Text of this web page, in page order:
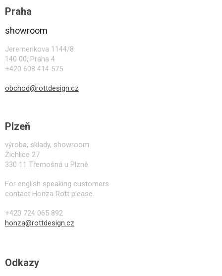
Praha
showroom
Jeremenkova 1144/8
140 00, Praha 4
+420 608 414 575
obchod@rottdesign.cz
Plzeň
výroba, sklady, showroom
Žichlice 27
330 11 Třemošná u Plzně
For english speaking customers
contact Honza Rott please.
+420 724 065 892
honza@rottdesign.cz
Odkazy